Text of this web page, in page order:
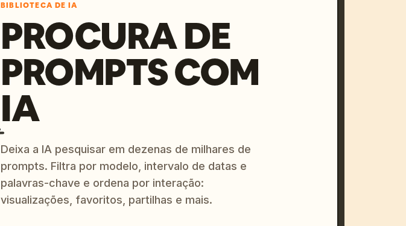
BIBLIOTECA DE IA
PROCURA DE
PROMPTS COM
IA
Deixa a IA pesquisar em dezenas de milhares de
prompts. Filtra por modelo, intervalo de datas e
palavras-chave e ordena por interação:
visualizações, favoritos, partilhas e mais.